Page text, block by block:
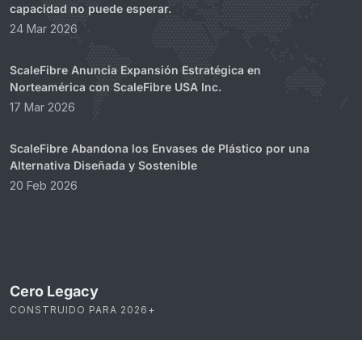
capacidad no puede esperar.
24 Mar 2026
ScaleFibre Anuncia Expansión Estratégica en
Norteamérica con ScaleFibre USA Inc.
17 Mar 2026
ScaleFibre Abandona los Envases de Plástico por una
Alternativa Diseñada y Sostenible
20 Feb 2026
Cero Legacy
CONSTRUIDO PARA 2026+